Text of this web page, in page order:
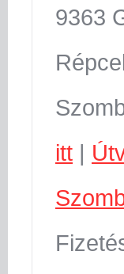
9363
itt |